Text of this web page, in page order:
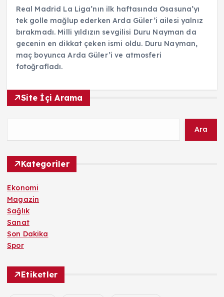
Real Madrid La Liga’nın ilk haftasında Osasuna’yı
tek golle mağlup ederken Arda Güler’i ailesi yalnız
bırakmadı. Milli yıldızın sevgilisi Duru Nayman da
gecenin en dikkat çeken ismi oldu. Duru Nayman,
maç boyunca Arda Güler’i ve atmosferi
fotoğrafladı.
Site İçi Arama
Ara
Kategoriler
Ekonomi
Magazin
Sağlık
Sanat
Son Dakika
Spor
Etiketler